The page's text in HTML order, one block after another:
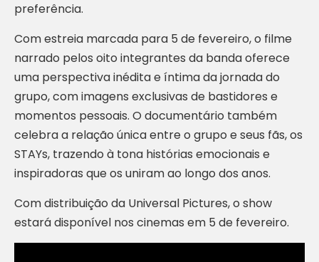
preferência.
Com estreia marcada para 5 de fevereiro, o filme
narrado pelos oito integrantes da banda oferece
uma perspectiva inédita e íntima da jornada do
grupo, com imagens exclusivas de bastidores e
momentos pessoais. O documentário também
celebra a relação única entre o grupo e seus fãs, os
STAYs, trazendo à tona histórias emocionais e
inspiradoras que os uniram ao longo dos anos.
Com distribuição da Universal Pictures, o show
estará disponível nos cinemas em 5 de fevereiro.